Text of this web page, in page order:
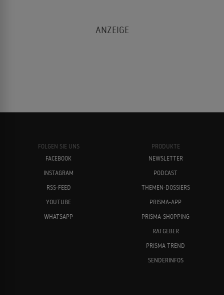
FOLGEN SIE UNS
FACEBOOK
INSTAGRAM
RSS-FEED
YOUTUBE
WHATSAPP
PRODUKTE
NEWSLETTER
PODCAST
THEMEN-DOSSIERS
PRISMA-APP
PRISMA-SHOPPING
RATGEBER
PRISMA TREND
SENDERINFOS